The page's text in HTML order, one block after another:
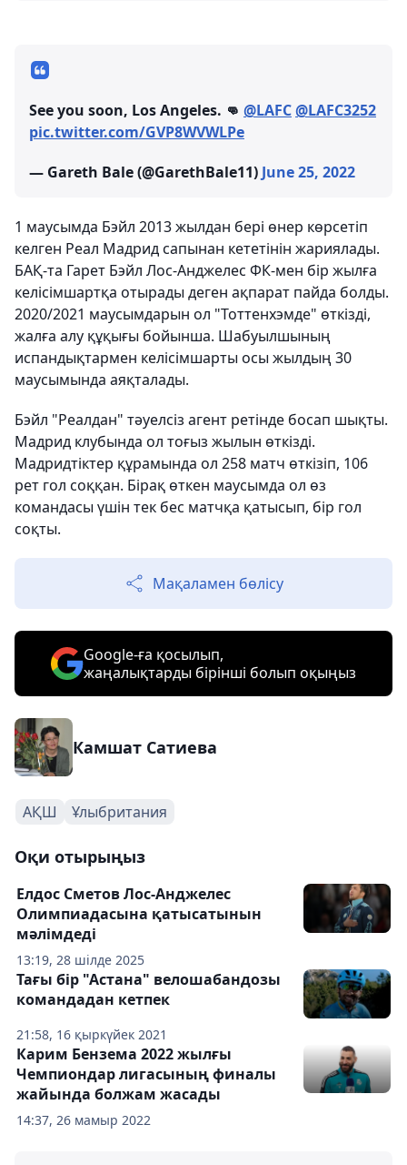
See you soon, Los Angeles. 👊 @LAFC@LAFC3252
pic.twitter.com/GVP8WVWLPe
— Gareth Bale (@GarethBale11) June 25, 2022
1 маусымда Бэйл 2013 жылдан бері өнер көрсетіп
келген Реал Мадрид сапынан кететінін жариялады.
БАҚ-та Гарет Бэйл Лос-Анджелес ФК-мен бір жылға
келісімшартқа отырады деген ақпарат пайда болды.
2020/2021 маусымдарын ол "Тоттенхэмде" өткізді,
жалға алу құқығы бойынша. Шабуылшының
испандықтармен келісімшарты осы жылдың 30
маусымында аяқталады.
Бэйл "Реалдан" тәуелсіз агент ретінде босап шықты.
Мадрид клубында ол тоғыз жылын өткізді.
Мадридтіктер құрамында ол 258 матч өткізіп, 106
рет гол соққан. Бірақ өткен маусымда ол өз
командасы үшін тек бес матчқа қатысып, бір гол
соқты.
Мақаламен бөлісу
Google-ға қосылып,
жаңалықтарды бірінші болып оқыңыз
Камшат Сатиева
АҚШ Ұлыбритания
Оқи отырыңыз
13:19, 28 шілде 2025
Елдос Сметов Лос-Анджелес
Олимпиадасына қатысатынын
мәлімдеді
21:58, 16 қыркүйек 2021
Тағы бір "Астана" велошабандозы
командадан кетпек
14:37, 26 мамыр 2022
Карим Бензема 2022 жылғы
Чемпиондар лигасының финалы
жайында болжам жасады